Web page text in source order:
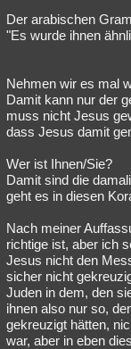
Der arabischen
"Es wurde ihnen
Nehmen wir es mal
Damit kann nur der
muss nicht Jesus
dass Jesus damit
Wer ist Ihnen/Sie?
Damit sind die
geht es in diesen
Nach meiner
richtige ist, aber ich
Jesus nicht den
sicher nicht
Juden in dem, den
ihnen also nur so,
gekreuzigt hätten,
war, aber in eben